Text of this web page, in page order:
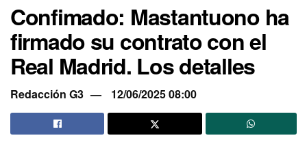
Confimado: Mastantuono ha
firmado su contrato con el
Real Madrid. Los detalles
Redacción G3 12/06/2025 08:00